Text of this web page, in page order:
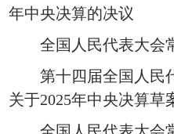
年中央决算的决议
全国人民代表大会
第十四届全国人民
关于2025年中央决算草